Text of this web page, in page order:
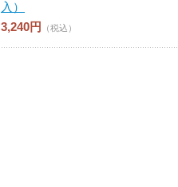
入）
3,240円
（税込）